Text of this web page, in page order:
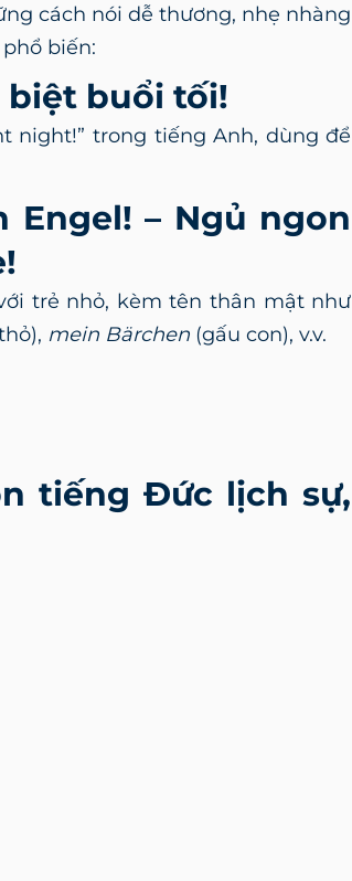
cách nói dễ thương, nhẹ nhàng
biến:
biệt buổi tối!
night!” trong tiếng Anh, dùng để
Engel! – Ngủ ngon
trẻ nhỏ, kèm tên thân mật như
mein Bärchen (gấu con), v.v.
tiếng Đức lịch sự,